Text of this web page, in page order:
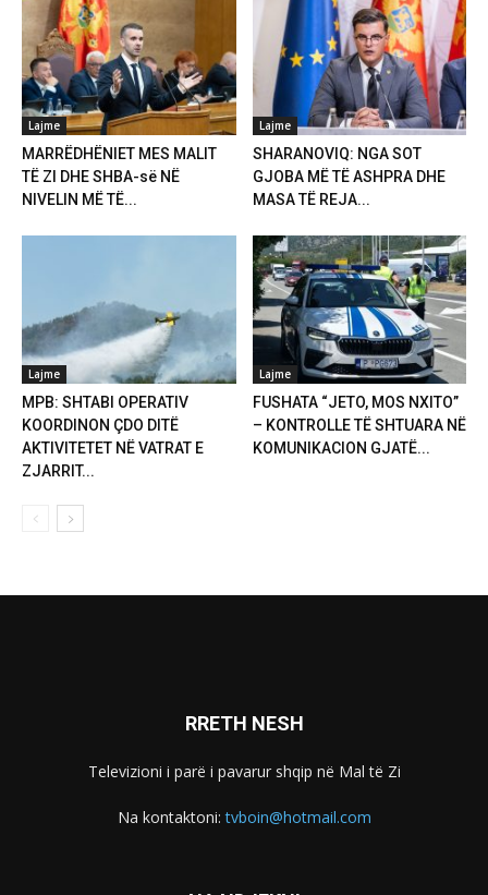
Lajme
MARRËDHËNIET MES MALIT
TË ZI DHE SHBA-së NË
NIVELIN MË TË...
Lajme
SHARANOVIQ: NGA SOT
GJOBA MË TË ASHPRA DHE
MASA TË REJA...
Lajme
MPB: SHTABI OPERATIV
KOORDINON ÇDO DITË
AKTIVITETET NË VATRAT E
ZJARRIT...
Lajme
FUSHATA “JETO, MOS NXITO”
– KONTROLLE TË SHTUARA NË
KOMUNIKACION GJATË...
RRETH NESH
Televizioni i parë i pavarur shqip në Mal të Zi
Na kontaktoni:tvboin@hotmail.com